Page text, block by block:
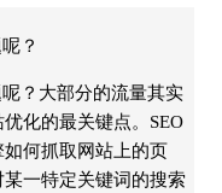
？
？大部分的流量其实
化的最关键点。SEO
何抓取网站上的页
一特定关键词的搜索